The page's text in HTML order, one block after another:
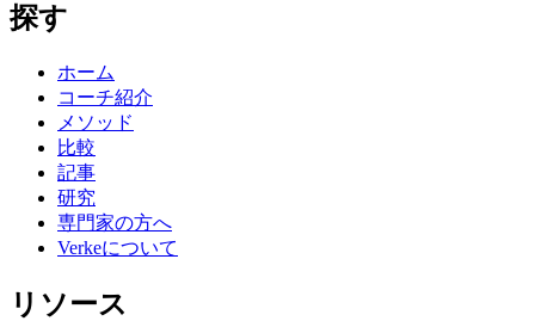
探す
ホーム
コーチ紹介
メソッド
比較
記事
研究
専門家の方へ
Verkeについて
リソース